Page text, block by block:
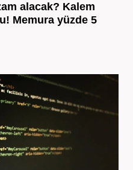
alacak? Kalem
Memura yüzde 5